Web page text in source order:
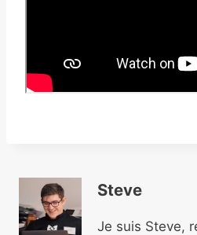
Steve
Je suis Steve,